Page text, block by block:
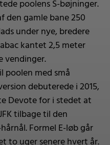
poolens S-bøjninger.
den gamle bane 250
under nye, bredere
kantet 2,5 meter
vendinger.
med små
debuterede i 2015,
Devote for i stedet at
tilbage til den
Formel E-løb går